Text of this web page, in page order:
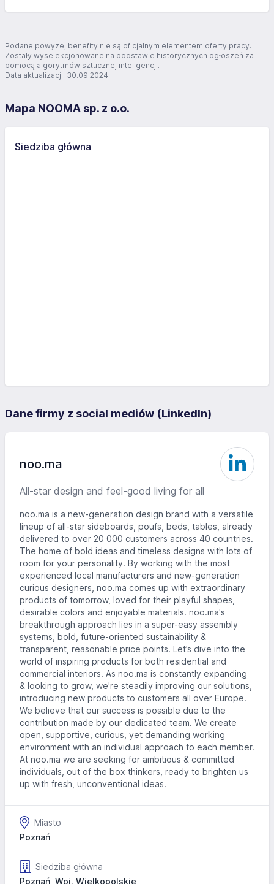
Podane powyżej benefity nie są oficjalnym elementem oferty pracy.
Zostały wyselekcjonowane na podstawie historycznych ogłoszeń za
pomocą algorytmów sztucznej inteligencji.
Data aktualizacji: 30.09.2024
Mapa NOOMA sp. z o.o.
Siedziba główna
Dane firmy z social mediów (LinkedIn)
noo.ma
All-star design and feel-good living for all
noo.ma is a new-generation design brand with a versatile
lineup of all-star sideboards, poufs, beds, tables, already
delivered to over 20 000 customers across 40 countries.
The home of bold ideas and timeless designs with lots of
room for your personality. By working with the most
experienced local manufacturers and new-generation
curious designers, noo.ma comes up with extraordinary
products of tomorrow, loved for their playful shapes,
desirable colors and enjoyable materials. noo.ma's
breakthrough approach lies in a super-easy assembly
systems, bold, future-oriented sustainability &
transparent, reasonable price points. Let’s dive into the
world of inspiring products for both residential and
commercial interiors. As noo.ma is constantly expanding
& looking to grow, we're steadily improving our solutions,
introducing new products to customers all over Europe.
We believe that our success is possible due to the
contribution made by our dedicated team. We create
open, supportive, curious, yet demanding working
environment with an individual approach to each member.
At noo.ma we are seeking for ambitious & committed
individuals, out of the box thinkers, ready to brighten us
up with fresh, unconventional ideas.
Miasto
Poznań
Siedziba główna
Poznań, Woj. Wielkopolskie